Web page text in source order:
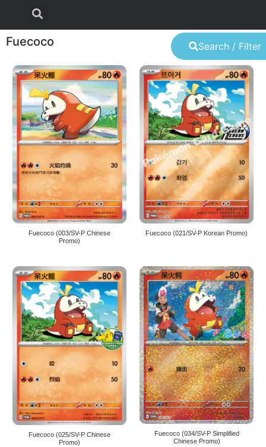
Search / Filter
Fuecoco
Fuecoco (003/SV-P Chinese
Promo)
Fuecoco (021/SV-P Korean Promo)
Fuecoco (025/SV-P Chinese
Promo)
Fuecoco (034/SV-P Simplified
Chinese Promo)